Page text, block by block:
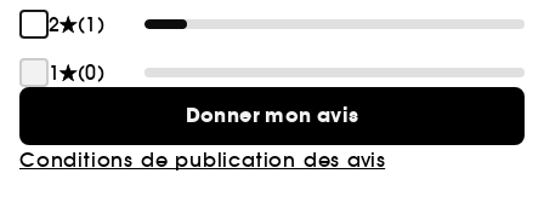
2
(1)
1
(0)
Donner mon avis
Conditions de publication des avis